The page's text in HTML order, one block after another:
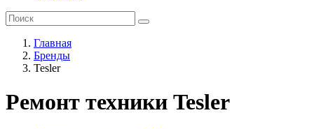
Главная
Бренды
Tesler
Ремонт техники Tesler